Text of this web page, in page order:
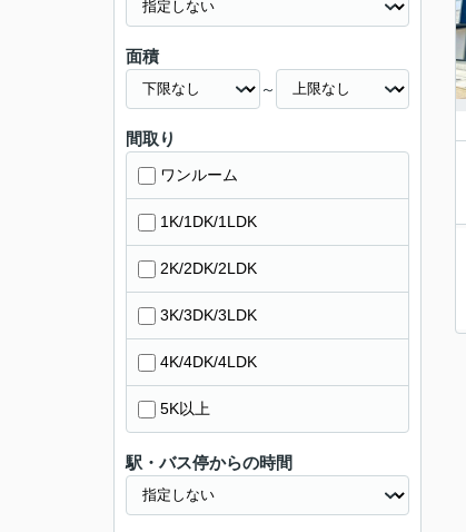
面積
～
間取り
ワンルーム
1K/1DK/1LDK
2K/2DK/2LDK
3K/3DK/3LDK
4K/4DK/4LDK
5K以上
駅・バス停からの時間